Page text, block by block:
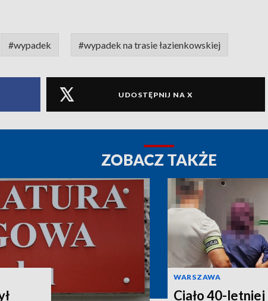
#wypadek #wypadek na trasie łazienkowskiej
UDOSTĘPNIJ NA X
ZOBACZ TAKŻE
WARSZAWA
Ciało 40-